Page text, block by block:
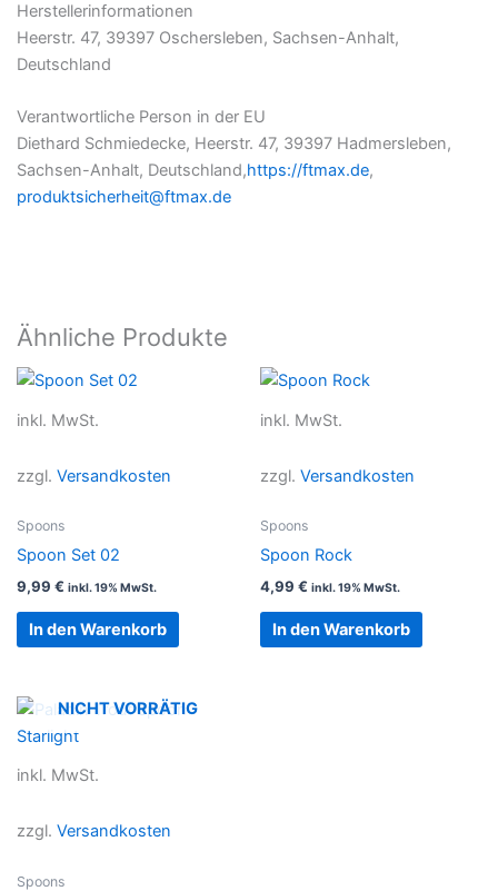
Herstellerinformationen
Heerstr. 47, 39397 Oschersleben, Sachsen-Anhalt,
Deutschland
Verantwortliche Person in der EU
Diethard Schmiedecke, Heerstr. 47, 39397 Hadmersleben,
Sachsen-Anhalt, Deutschland,https://ftmax.de,
produktsicherheit@ftmax.de
Ähnliche Produkte
inkl. MwSt.
zzgl. Versandkosten
Spoons
Spoon Set 02
9,99 € inkl. 19% MwSt.
In den Warenkorb
inkl. MwSt.
zzgl. Versandkosten
Spoons
Spoon Rock
4,99 € inkl. 19% MwSt.
In den Warenkorb
NICHT VORRÄTIG
inkl. MwSt.
zzgl. Versandkosten
Spoons